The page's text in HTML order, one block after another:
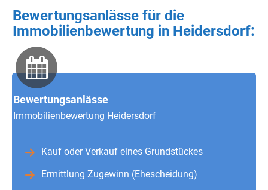
Bewertungsanlässe für die
Immobilienbewertung in Heidersdorf:
Bewertungsanlässe
Immobilienbewertung Heidersdorf
Kauf oder Verkauf eines Grundstückes
Ermittlung Zugewinn (Ehescheidung)